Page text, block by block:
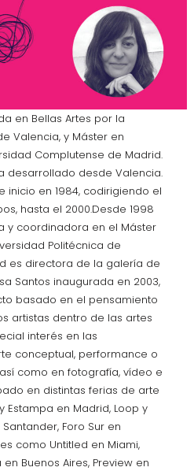
en Bellas Artes por la
Valencia, y Máster en
Complutense de Madrid.
desarrollado desde Valencia.
inicio en 1984, codirigiendo el
hasta el 2000.Desde 1998
y coordinadora en el Máster
Politécnica de
es directora de la galería de
Santos inaugurada en 2003,
basado en el pensamiento
artistas dentro de las artes
interés en las
conceptual, performance o
como en fotografía, vídeo e
en distintas ferias de arte
Estampa en Madrid, Loop y
Foro Sur en
como Untitled en Miami,
en Buenos Aires, Preview en